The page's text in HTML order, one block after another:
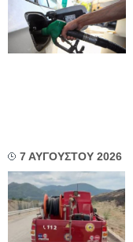
7 ΑΥΓΟΥΣΤΟΥ 2026